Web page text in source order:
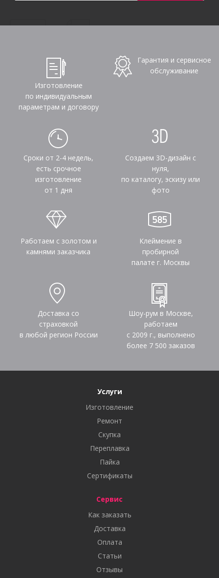
Изготовление
по индивидуальным
параметрам и договору
Гарантия и сервисное
обслуживание
Сроки от 2-4 недель,
есть срочное
изготовление
от 1 дня
Создаем 3D-дизайн с
нуля,
по каталогу, эскизу или
фото
Работаем с золотом и
камнями заказчика
Клеймение в
пробирной
палате г. Москвы
Доставка со
страховкой
в любой регион России
Шоу-рум в Москве,
работаем
с 2009 г., выполнено
более 7 500 заказов
Услуги
Изготовление
Ремонт
Скупка
Переплавка
Пайка
Сертификаты
Сервис
Как заказать
Доставка
Оплата
Статьи
Отзывы